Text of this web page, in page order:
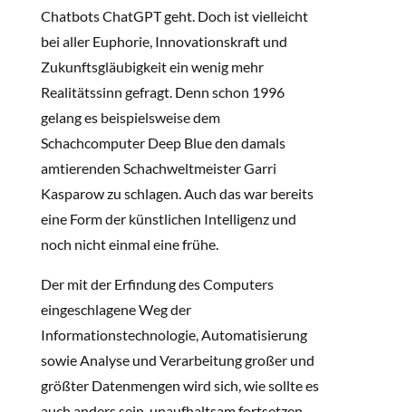
Chatbots ChatGPT geht. Doch ist vielleicht
bei aller Euphorie, Innovationskraft und
Zukunftsgläubigkeit ein wenig mehr
Realitätssinn gefragt. Denn schon 1996
gelang es beispielsweise dem
Schachcomputer Deep Blue den damals
amtierenden Schachweltmeister Garri
Kasparow zu schlagen. Auch das war bereits
eine Form der künstlichen Intelligenz und
noch nicht einmal eine frühe.
Der mit der Erfindung des Computers
eingeschlagene Weg der
Informationstechnologie, Automatisierung
sowie Analyse und Verarbeitung großer und
größter Datenmengen wird sich, wie sollte es